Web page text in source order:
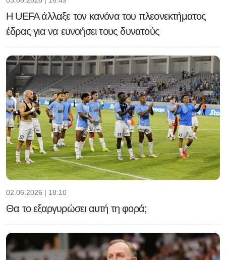
H UEFA άλλαξε τον κανόνα του πλεονεκτήματος
έδρας για να ευνοήσει τους δυνατούς
02.06.2026 | 18:10
Θα το εξαργυρώσει αυτή τη φορά;